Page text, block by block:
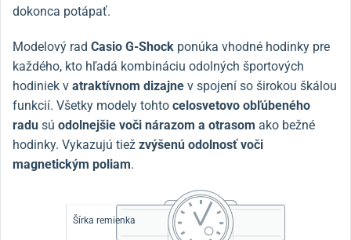
dokonca potápať.
Modelový rad Casio G-Shock ponúka vhodné hodinky pre
každého, kto hľadá kombináciu odolných športových
hodiniek v atraktívnom dizajne v spojení so širokou škálou
funkcií. Všetky modely tohto celosvetovo obľúbeného
radu sú odolnejšie voči nárazom a otrasom ako bežné
hodinky. Vykazujú tiež zvýšenú odolnosť voči
magnetickým poliam.
Šírka remienka